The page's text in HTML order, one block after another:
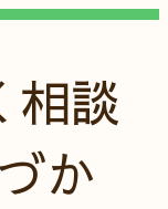
相談
か